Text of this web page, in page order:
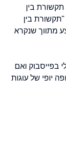
בין
בין
מתווך שנקרא
ואם
יופי של עוגות